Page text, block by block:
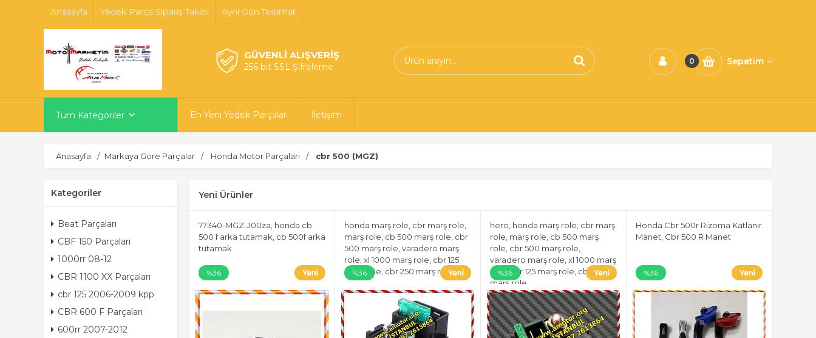
Anasayfa Yedek Parça Sipariş Takibi Ayni Gün Teslimat
GÜVENLİ ALIŞVERİŞ
256 bit SSL Şifreleme
0 Sepetim
Tüm Kategoriler En Yeni Yedek Parçalar İletişim
Anasayfa Markaya Göre Parçalar Honda Motor Parçaları cbr 500 (MGZ)
Kategoriler
Beat Parçaları
CBF 150 Parçaları
1000rr 08-12
CBR 1100 XX Parçaları
cbr 125 2006-2009 kpp
CBR 600 F Parçaları
600rr 2007-2012
Yeni Ürünler
77340-MGZ-J00za, honda cb
500 f arka tutamak, cb 500f arka
tutamak
%36
honda marş role, cbr marş role,
marş role, cb 500 marş role, cbr
500 marş role, varadero marş
role, xl 1000 marş role, cbr 125
marş role, cbr 250 marş role,
%36
hero, honda marş role, cbr marş
role, marş role, cb 500 marş
role, cbr 500 marş role,
varadero marş role, xl 1000 marş
role, cbr 125 marş role, cbr 250
marş role,
%36
Honda Cbr 500r Rizoma Katlanır
Manet, Cbr 500 R Manet
%36